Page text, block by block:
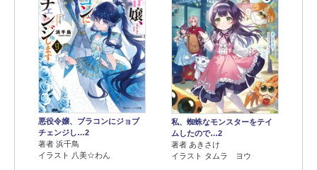
悪役令嬢、ブラコンにジョブ
チェンジし…2
著者 浜千鳥
イラスト 八美☆わん
私、蜘蛛なモンスターをテイ
ムしたので…2
著者 あきさけ
イラスト タムラ ヨウ